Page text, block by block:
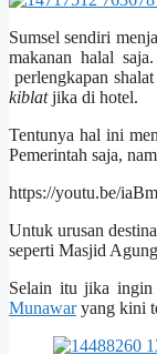
Sumsel sendiri
makanan halal
perlengkapan
kiblatjika di hotel.
Tentunya hal ini
Pemerintah saja,
https://youtu.be/
Untuk urusan
seperti Masjid
Selain itu jika ingin
Munawaryang kini